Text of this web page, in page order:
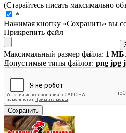
(Старайтесь писать максимально
*
Нажимая кнопку «Сохранить» вы
Прикрепить файл
Максимальный размер файла: 1 МБ.
Допустимые типы файлов: png jpg